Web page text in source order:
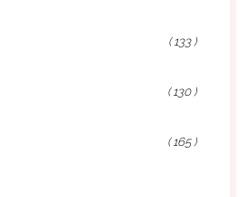
( 133 )
( 130 )
( 165 )